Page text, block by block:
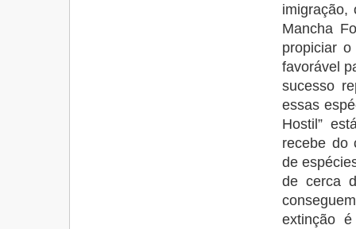
imigração,
Mancha
propiciar
favorável
sucesso
essas
Hostil”
recebe do
de
de cerca
extinção